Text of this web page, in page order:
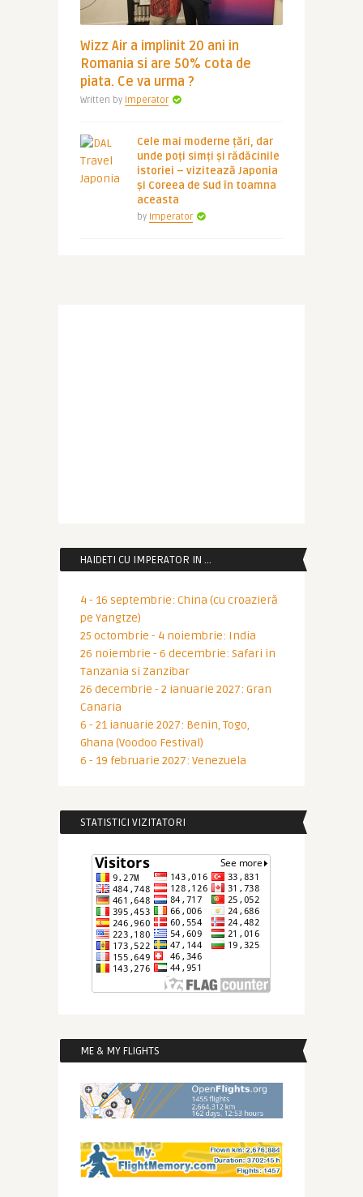
Wizz Air a implinit 20 ani in
Romania si are 50% cota de
piata. Ce va urma ?
Written by Imperator
Cele mai moderne țări, dar
unde poți simți și rădăcinile
istoriei – vizitează Japonia
și Coreea de Sud în toamna
aceasta
by Imperator
HAIDETI CU IMPERATOR IN …
4 - 16 septembrie: China (cu croazieră
pe Yangtze)
25 octombrie - 4 noiembrie: India
26 noiembrie - 6 decembrie: Safari in
Tanzania si Zanzibar
26 decembrie - 2 ianuarie 2027: Gran
Canaria
6 - 21 ianuarie 2027: Benin, Togo,
Ghana (Voodoo Festival)
6 - 19 februarie 2027: Venezuela
STATISTICI VIZITATORI
ME & MY FLIGHTS